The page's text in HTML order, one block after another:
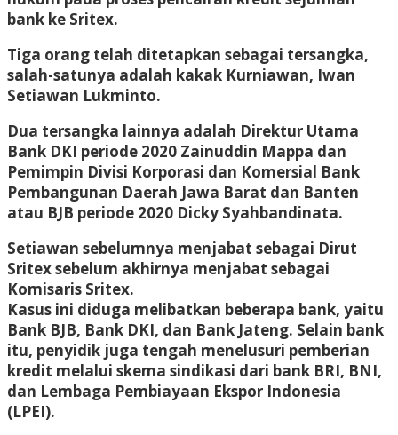
bank ke Sritex.
Tiga orang telah ditetapkan sebagai tersangka,
salah-satunya adalah kakak Kurniawan, Iwan
Setiawan Lukminto.
Dua tersangka lainnya adalah Direktur Utama
Bank DKI periode 2020 Zainuddin Mappa dan
Pemimpin Divisi Korporasi dan Komersial Bank
Pembangunan Daerah Jawa Barat dan Banten
atau BJB periode 2020 Dicky Syahbandinata.
Setiawan sebelumnya menjabat sebagai Dirut
Sritex sebelum akhirnya menjabat sebagai
Komisaris Sritex.
Kasus ini diduga melibatkan beberapa bank, yaitu
Bank BJB, Bank DKI, dan Bank Jateng. Selain bank
itu, penyidik juga tengah menelusuri pemberian
kredit melalui skema sindikasi dari bank BRI, BNI,
dan Lembaga Pembiayaan Ekspor Indonesia
(LPEI).